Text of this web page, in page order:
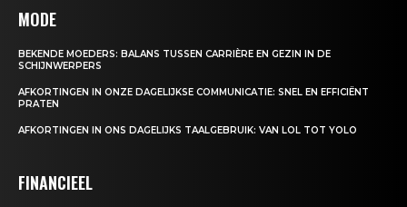
MODE
BEKENDE MOEDERS: BALANS TUSSEN CARRIÈRE EN GEZIN IN DE
SCHIJNWERPERS
AFKORTINGEN IN ONZE DAGELIJKSE COMMUNICATIE: SNEL EN EFFICIËNT
PRATEN
AFKORTINGEN IN ONS DAGELIJKS TAALGEBRUIK: VAN LOL TOT YOLO
FINANCIEEL